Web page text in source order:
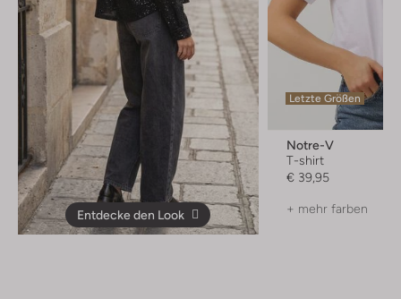
Entdecke den Look
Letzte Größen
Notre-V
T-shirt
€ 39,95
+ mehr farben